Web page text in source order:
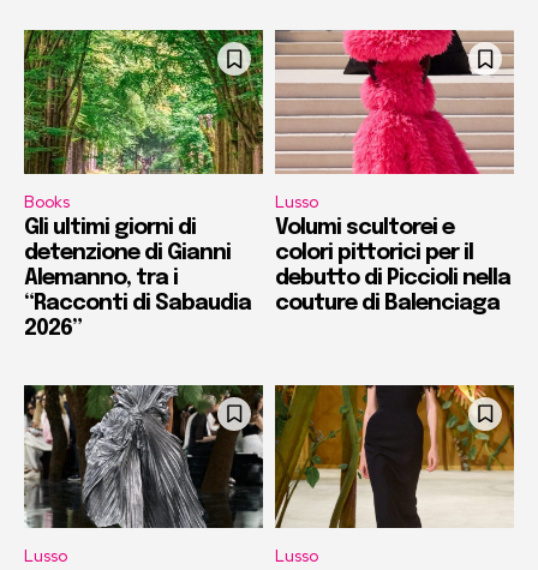
Books
Gli ultimi giorni di
detenzione di Gianni
Alemanno, tra i
“Racconti di Sabaudia
2026”
Lusso
Volumi scultorei e
colori pittorici per il
debutto di Piccioli nella
couture di Balenciaga
Lusso Lusso